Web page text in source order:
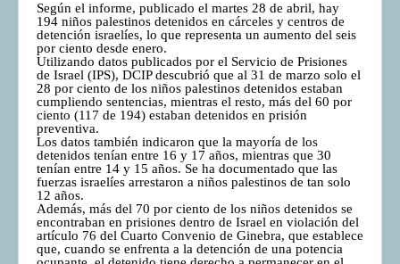
Según el informe, publicado el martes 28 de abril, hay
194 niños palestinos detenidos en cárceles y centros de
detención israelíes, lo que representa un aumento del seis
por ciento desde enero.
Utilizando datos publicados por el Servicio de Prisiones
de Israel (IPS), DCIP descubrió que al 31 de marzo solo el
28 por ciento de los niños palestinos detenidos estaban
cumpliendo sentencias, mientras el resto, más del 60 por
ciento (117 de 194) estaban detenidos en prisión
preventiva.
Los datos también indicaron que la mayoría de los
detenidos tenían entre 16 y 17 años, mientras que 30
tenían entre 14 y 15 años. Se ha documentado que las
fuerzas israelíes arrestaron a niños palestinos de tan solo
12 años.
Además, más del 70 por ciento de los niños detenidos se
encontraban en prisiones dentro de Israel en violación del
artículo 76 del Cuarto Convenio de Ginebra, que establece
que, cuando se enfrenta a la detención de una potencia